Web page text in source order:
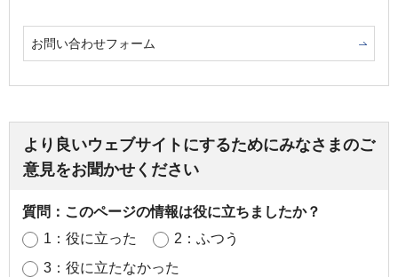
お問い合わせフォーム
より良いウェブサイトにするためにみなさまのご
意見をお聞かせください
質問：このページの情報は役に立ちましたか？
1：役に立った
2：ふつう
3：役に立たなかった